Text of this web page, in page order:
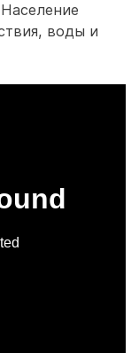
воды и